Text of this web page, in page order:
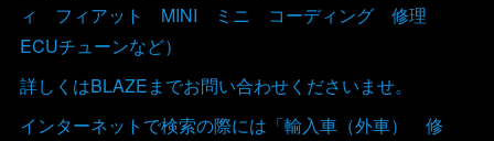
ィ フィアット MINI ミニ コーディング 修理
ECUチューンなど）
詳しくはBLAZEまでお問い合わせくださいませ。
インターネットで検索の際には「輸入車（外車） 修